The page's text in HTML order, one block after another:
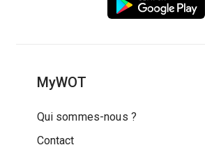
MyWOT
Qui sommes-nous ?
Contact